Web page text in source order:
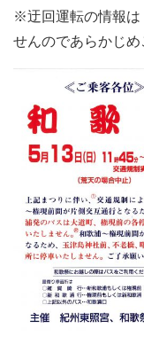
※迂回運転の情報は
せんのであらかじめ